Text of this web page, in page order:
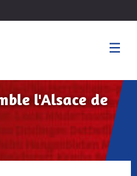
l'Alsace de